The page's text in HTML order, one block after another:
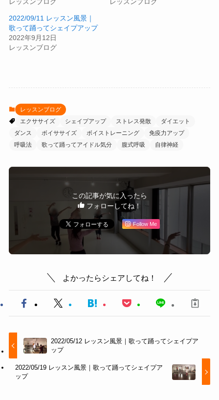
レッスンブログ レッスンブログ
2022/09/11 レッスン風景｜
歌って踊ってシェイプアップ
2022年9月12日
レッスンブログ
レッスンブログ
エクササイズ
シェイプアップ ストレス発散
ダイエット
ダンス
ボイササイズ ボイストレーニング
免疫力アップ
呼吸法
歌って踊ってアイドル気分 腹式呼吸 自律神経
この記事が気に入ったら
フォローしてね！
Follow Me
よかったらシェアしてね！
2022/05/12 レッスン風景｜歌って踊ってシェイプア
ップ
2022/05/19 レッスン風景｜歌って踊ってシェイプア
ップ